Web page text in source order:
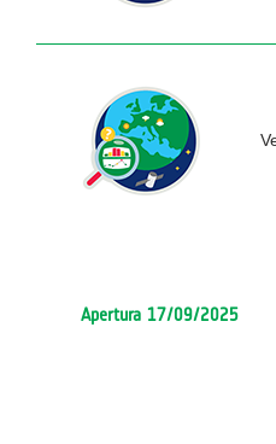
Apertura 17/09/2025